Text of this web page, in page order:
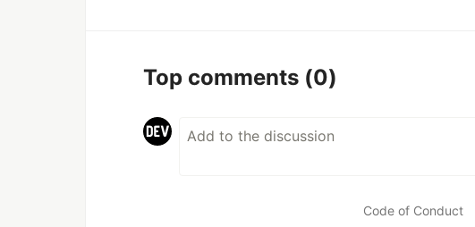
Top comments (0)
Code of Conduct